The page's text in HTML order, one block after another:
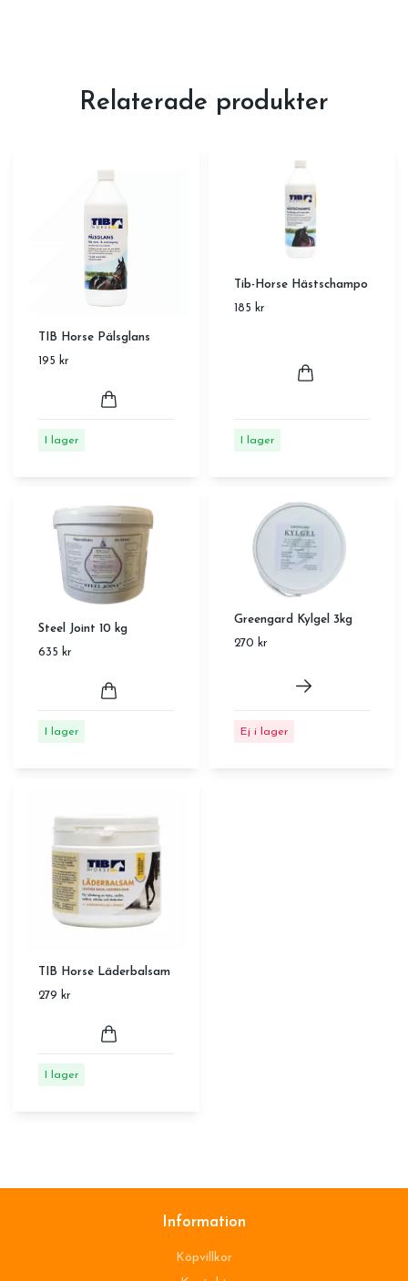
Relaterade produkter
TIB Horse Pälsglans
195 kr
I lager
Tib-Horse Hästschampo
185 kr
I lager
Steel Joint 10 kg
635 kr
I lager
Greengard Kylgel 3kg
270 kr
Ej i lager
TIB Horse Läderbalsam
279 kr
I lager
Information
Köpvillkor